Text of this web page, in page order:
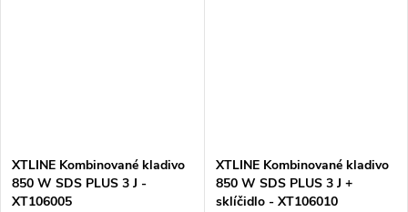
XTLINE Kombinované kladivo
850 W SDS PLUS 3 J -
XT106005
XTLINE Kombinované kladivo
850 W SDS PLUS 3 J +
sklíčidlo - XT106010